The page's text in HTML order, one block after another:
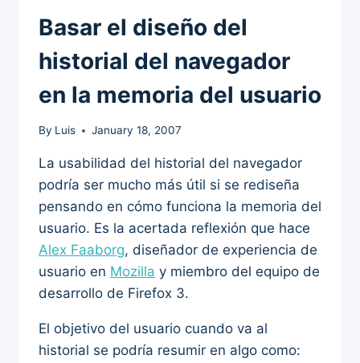
Basar el diseño del
historial del navegador
en la memoria del usuario
By Luis January 18, 2007
La usabilidad del historial del navegador
podría ser mucho más útil si se rediseña
pensando en cómo funciona la memoria del
usuario. Es la acertada reflexión que hace
Alex Faaborg, diseñador de experiencia de
usuario en Mozilla y miembro del equipo de
desarrollo de Firefox 3.
El objetivo del usuario cuando va al
historial se podría resumir en algo como: